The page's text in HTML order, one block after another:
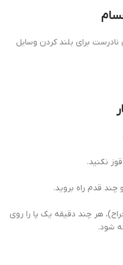
برای بلند کردن وسایل
نکنید.
هر چند دقیقه یک پا را روی
شود.